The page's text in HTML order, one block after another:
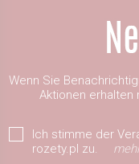
Wenn Sie
Aktionen erhalten
Ich stimme der
rozety.pl zu.